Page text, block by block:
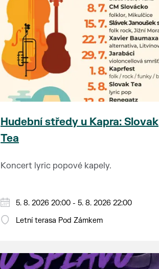
Hudební středy u Kapra: Slovak
Tea
Koncert lyric popové kapely.
5. 8. 2026 20:00 - 5. 8. 2026 22:00
Letní terasa Pod Zámkem